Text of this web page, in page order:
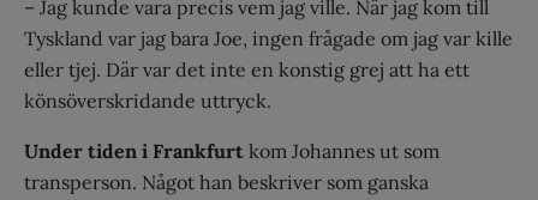
– Jag kunde vara precis vem jag ville. När jag kom till
Tyskland var jag bara Joe, ingen frågade om jag var kille
eller tjej. Där var det inte en konstig grej att ha ett
könsöverskridande uttryck.
Under tiden i Frankfurt kom Johannes ut som
transperson. Något han beskriver som ganska